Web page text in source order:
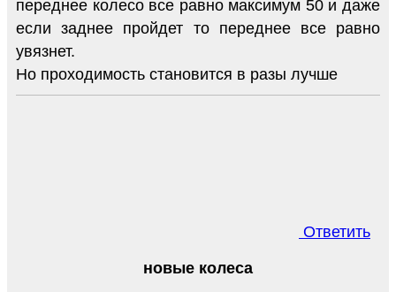
переднее колесо все равно максимум 50 и даже
если заднее пройдет то переднее все равно
увязнет.
Но проходимость становится в разы лучше
Ответить
новые колеса